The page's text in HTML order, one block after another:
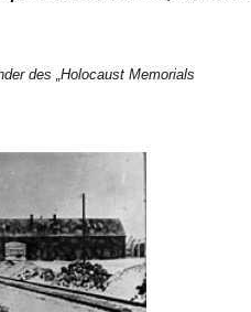
des „Holocaust Memorials